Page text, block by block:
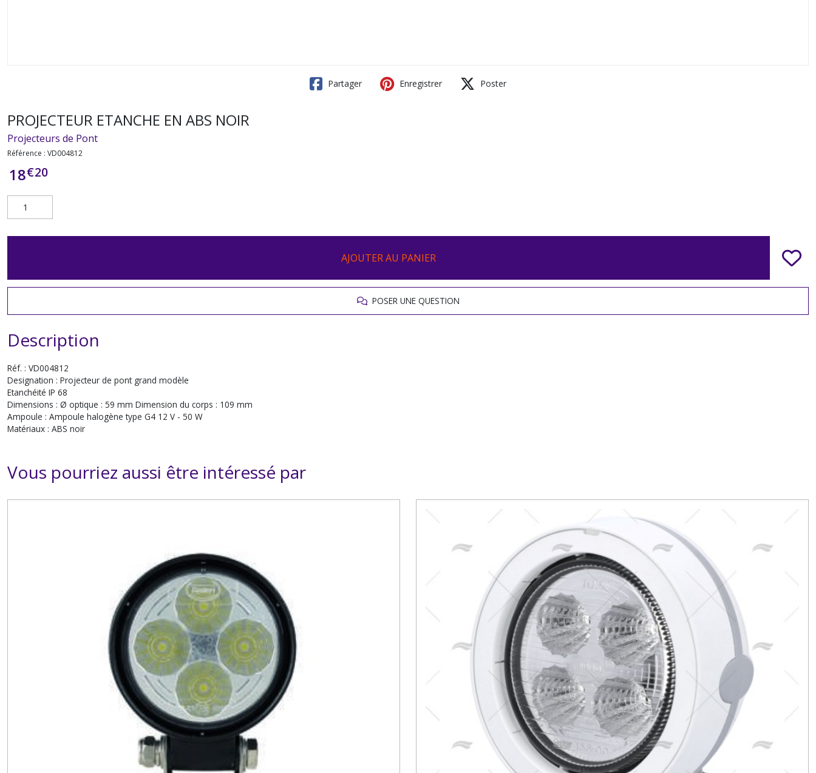
Partager Enregistrer Poster
PROJECTEUR ETANCHE EN ABS NOIR
Projecteurs de Pont
Référence : VD004812
18€20
AJOUTER AU PANIER
POSER UNE QUESTION
Description
Réf. : VD004812
Designation : Projecteur de pont grand modèle
Etanchéité IP 68
Dimensions : Ø optique : 59 mm Dimension du corps : 109 mm
Ampoule : Ampoule halogène type G4 12 V - 50 W
Matériaux : ABS noir
Vous pourriez aussi être intéressé par